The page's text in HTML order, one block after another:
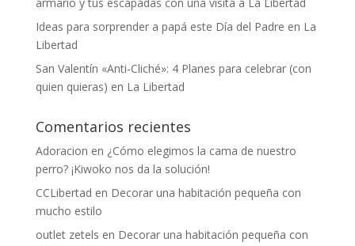
Ideas para sorprender a papá este Día del Padre en La
Libertad
San Valentín «Anti-Cliché»: 4 Planes para celebrar (con
quien quieras) en La Libertad
Comentarios recientes
Adoracion en ¿Cómo elegimos la cama de nuestro
perro? ¡Kiwoko nos da la solución!
CCLibertad en Decorar una habitación pequeña con
mucho estilo
outlet zetels en Decorar una habitación pequeña con